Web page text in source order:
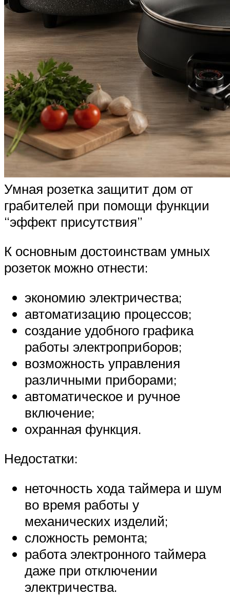
Умная розетка защитит дом от
грабителей при помощи функции
“эффект присутствия”
К основным достоинствам умных
розеток можно отнести:
экономию электричества;
автоматизацию процессов;
создание удобного графика
работы электроприборов;
возможность управления
различными приборами;
автоматическое и ручное
включение;
охранная функция.
Недостатки:
неточность хода таймера и шум
во время работы у
механических изделий;
сложность ремонта;
работа электронного таймера
даже при отключении
электричества.